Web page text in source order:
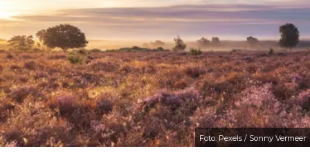
Foto: Pexels / Sonny Vermeer